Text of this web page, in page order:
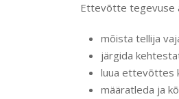
Ettevõtte tegevuse
mõista tellija
järgida
luua ettevõttes
määratleda ja